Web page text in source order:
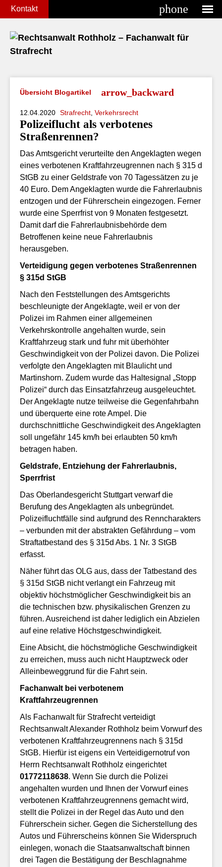
Kontakt phone
Übersicht Blogartikel
12.04.2020 Strafrecht Verkehrsrecht
Polizeiflucht als verbotenes
Straßenrennen?
Das Amtsgericht verurteilte den Angeklagten wegen
eines verbotenen Kraftfahrzeugrennen nach § 315 d
StGB zu einer Geldstrafe von 70 Tagessätzen zu je
40 Euro. Dem Angeklagten wurde die Fahrerlaubnis
entzogen und der Führerschein eingezogen. Ferner
wurde eine Sperrfrist von 9 Monaten festgesetzt.
Damit darf die Fahrerlaubnisbehörde dem
Betroffenen keine neue Fahrerlaubnis
herausgeben.
Verteidigung gegen verbotenes Straßenrennen
§ 315d StGB
Nach den Feststellungen des Amtsgerichts
beschleunigte der Angeklagte, weil er von der
Polizei im Rahmen einer allgemeinen
Verkehrskontrolle angehalten wurde, sein
Kraftfahrzeug stark und fuhr mit überhöhter
Geschwindigkeit von der Polizei davon. Die Polizei
verfolgte den Angeklagten mit Blaulicht und
Martinshorn. Zudem wurde das Haltesignal „Stopp
Polizei“ durch das Einsatzfahrzeug ausgeleuchtet.
Der Angeklagte nutze teilweise die Gegenfahrbahn
und überquerte eine rote Ampel. Die
durchschnittliche Geschwindigkeit des Angeklagten
soll ungefähr 145 km/h bei erlaubten 50 km/h
betragen haben.
Geldstrafe, Entziehung der Fahrerlaubnis,
Sperrfrist
Das Oberlandesgericht Stuttgart verwarf die
Berufung des Angeklagten als unbegründet.
Polizeifluchtfälle sind aufgrund des Renncharakters
– verbunden mit der abstrakten Gefährdung – vom
Straftatbestand des § 315d Abs. 1 Nr. 3 StGB
erfasst.
Näher führt das OLG aus, dass der Tatbestand des
§ 315d StGB nicht verlangt ein Fahrzeug mit
objektiv höchstmöglicher Geschwindigkeit bis an
die technischen bzw. physikalischen Grenzen zu
führen. Ausreichend ist daher lediglich ein Abzielen
auf eine relative Höchstgeschwindigkeit.
Eine Absicht, die höchstmögliche Geschwindigkeit
zu erreichen, muss auch nicht Hauptzweck oder
Alleinbeweggrund für die Fahrt sein.
Fachanwalt bei verbotenem
Kraftfahrzeugrennen
Als Fachanwalt für Strafrecht verteidigt
Rechtsanwalt Alexander Rothholz beim Vorwurf des
verbotenen Kraftfahrzeugrennens nach § 315d
StGB. Hierfür ist eigens ein Verteidigernotruf von
Herrn Rechtsanwalt Rothholz eingerichtet
01772118638. Wenn Sie durch die Polizei
angehalten wurden und Ihnen der Vorwurf eines
verbotenen Kraftfahrzeugrennens gemacht wird,
stellt die Polizei in der Regel das Auto und den
Führerschein sicher. Gegen die Sicherstellung des
Autos und Führerscheins können Sie Widerspruch
einlegen, wonach die Staatsanwaltschaft binnen
drei Tagen die Bestätigung der Beschlagnahme